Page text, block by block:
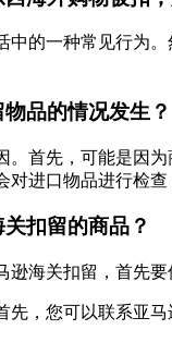
中的一种常见行为
品的情况发生？
。首先，可能是因
对进口物品进行检
扣留的商品？
逊海关扣留，首先
先，您可以联系亚